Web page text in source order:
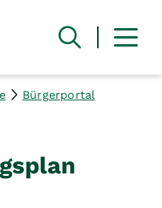
Bürgerportal